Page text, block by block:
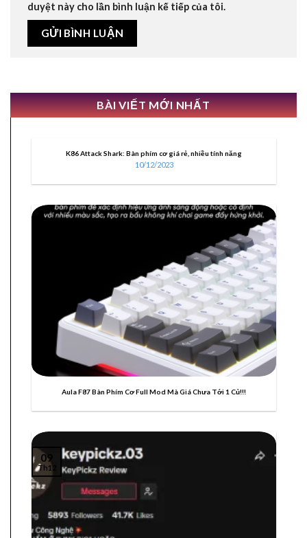
duyệt này cho lần bình luận kế tiếp của tôi.
BÀI VIẾT MỚI NHẤT
K86 Attack Shark: Bàn phím cơ giá rẻ, nhiều tính năng
10/12/2023
Aula F87 Bàn Phím Cơ Full Mod Mà Giá Chưa Tới 1 Củ!!!
09
Th12